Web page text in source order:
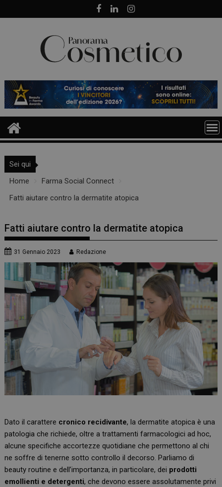
to
Sei qui
Home
Farma Social Connect
Fatti aiutare contro la dermatite atopica
Fatti aiutare contro la dermatite atopica
31 Gennaio 2023 Redazione
Dato il carattere cronico recidivante, la dermatite atopica è una
patologia che richiede, oltre a trattamenti farmacologici ad hoc,
alcune specifiche accortezze quotidiane che permettono al chi
ne soffre di tenerne sotto controllo il decorso. Parliamo di
beauty routine e dell’importanza, in particolare, dei prodotti
emollienti e detergenti, che devono essere assolutamente privi